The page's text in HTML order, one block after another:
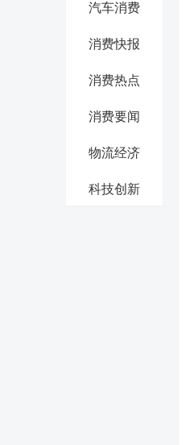
汽车消费
消费快报
消费热点
消费要闻
物流经济
科技创新